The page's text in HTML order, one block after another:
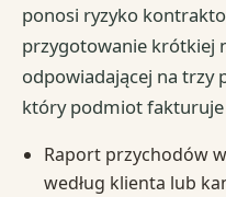
ponosi ryzyko
przygotowanie krótkiej
odpowiadającej na trzy
który podmiot fakturuje
Raport przychodów
według klienta lub